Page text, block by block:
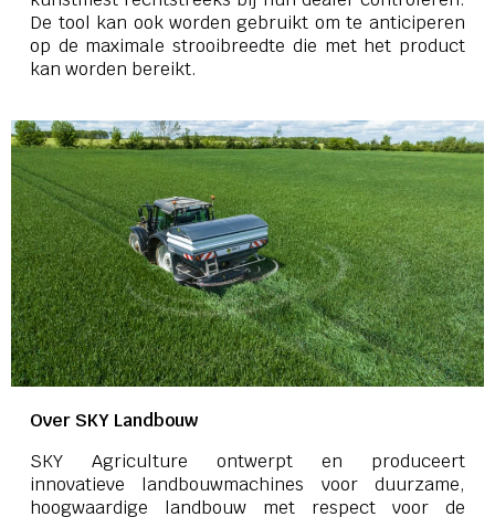
De tool kan ook worden gebruikt om te anticiperen
op de maximale strooibreedte die met het product
kan worden bereikt.
Over SKY Landbouw
SKY Agriculture ontwerpt en produceert
innovatieve landbouwmachines voor duurzame,
hoogwaardige landbouw met respect voor de